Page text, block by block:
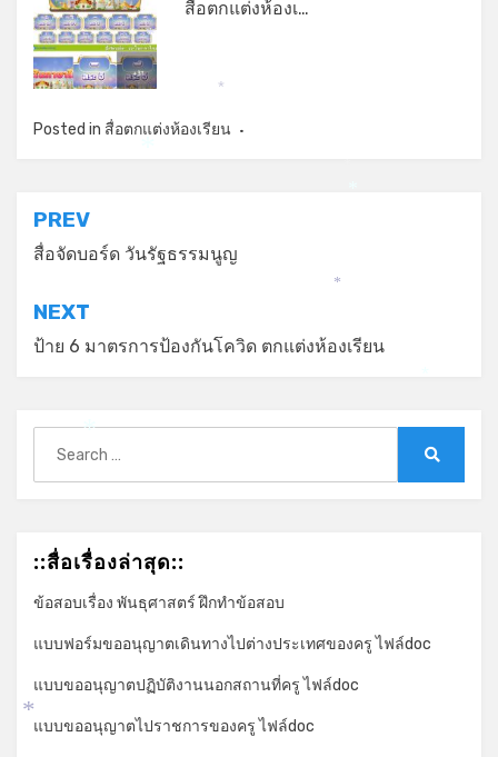
สื่อตกแต่งห้องเ…
Posted in สื่อตกแต่งห้องเรียน
แนะแนว
เรื่อง
PREV
สื่อจัดบอร์ด วันรัฐธรรมนูญ
NEXT
ป้าย 6 มาตรการป้องกันโควิด ตกแต่งห้องเรียน
for:
::สื่อเรื่องล่าสุด::
ข้อสอบเรื่อง พันธุศาสตร์ ฝึกทำข้อสอบ
แบบฟอร์มขออนุญาตเดินทางไปต่างประเทศของครู ไฟล์doc
แบบขออนุญาตปฏิบัติงานนอกสถานที่ครู ไฟล์doc
แบบขออนุญาตไปราชการของครู ไฟล์doc
*
*
*